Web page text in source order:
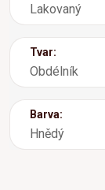
Lakovaný
Tvar:
Obdélník
Barva:
Hnědý